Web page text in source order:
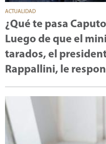
ACTUALIDAD
¿Qué te pasa
Luego de que el
tarados, el
Rappallini, le